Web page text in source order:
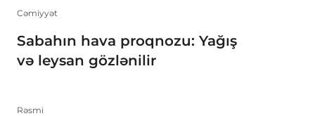
Cəmiyyət
Sabahın hava proqnozu: Yağış
və leysan gözlənilir
Rəsmi